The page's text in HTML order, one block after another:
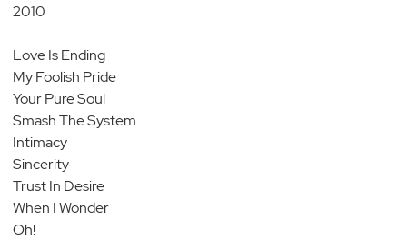
2010
Love Is Ending
My Foolish Pride
Your Pure Soul
Smash The System
Intimacy
Sincerity
Trust In Desire
When I Wonder
Oh!